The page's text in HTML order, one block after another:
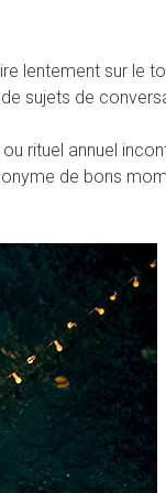
lentement sur le
sujets de
rituel annuel
de bons